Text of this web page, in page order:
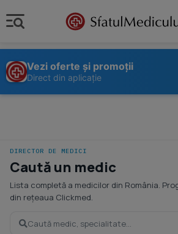
Vezi oferte și promoții
Direct din aplicație
DIRECTOR DE MEDICI
Caută un medic
Lista completă a medicilor din România.
din rețeaua Clickmed.